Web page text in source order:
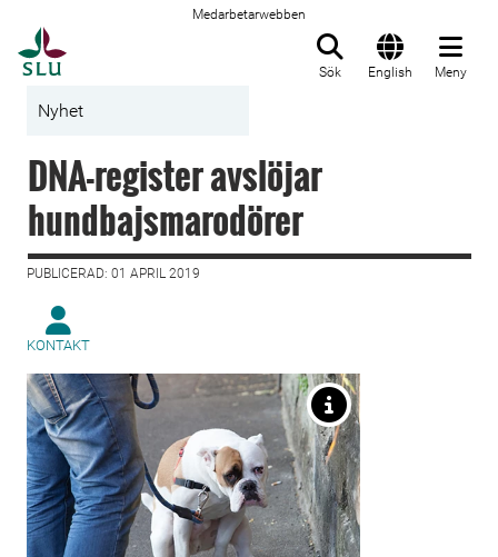
Medarbetarwebben
Sök English Meny
Nyhet
DNA-register avslöjar
hundbajsmarodörer
PUBLICERAD: 01 APRIL 2019
KONTAKT